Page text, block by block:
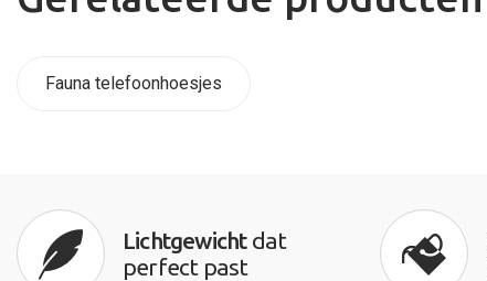
Fauna telefoonhoesjes
Lichtgewichtdat
perfect past